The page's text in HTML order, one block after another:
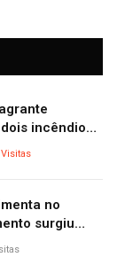
incêndios
Visitas
no
surgiu
de